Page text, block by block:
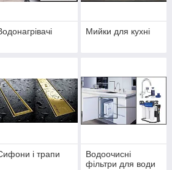
Мийки для кухні
і трапи
Водоочисні
фільтри для води